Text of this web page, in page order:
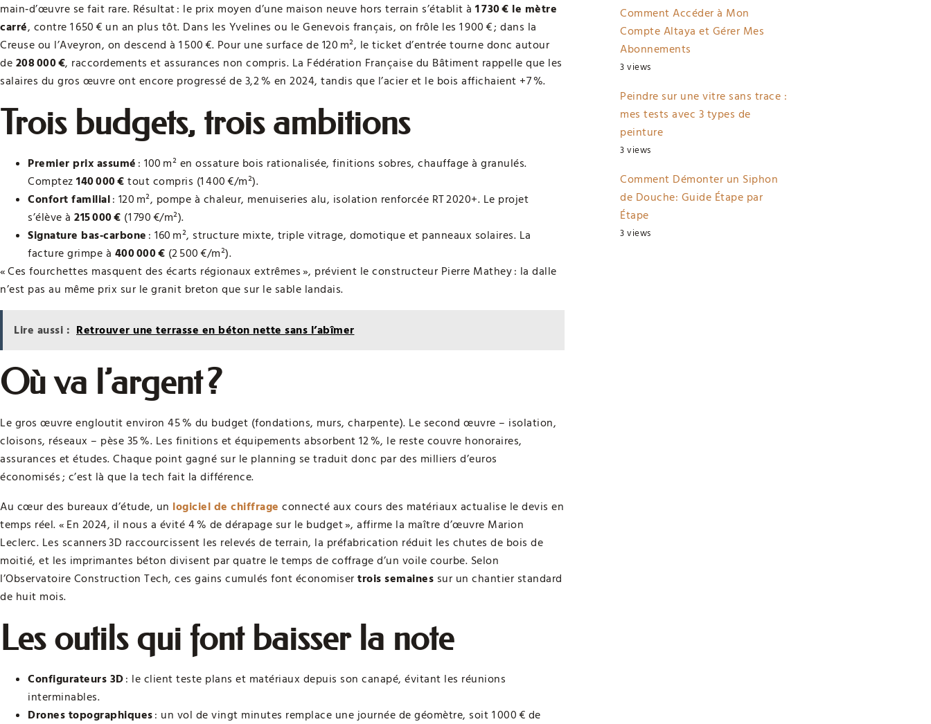
main‑d’œuvre se fait rare. Résultat : le prix moyen d’une maison neuve hors terrain s’établit à 1 730 € le mètre
carré, contre 1 650 € un an plus tôt. Dans les Yvelines ou le Genevois français, on frôle les 1 900 € ; dans la
Creuse ou l’Aveyron, on descend à 1 500 €. Pour une surface de 120 m², le ticket d’entrée tourne donc autour
de 208 000 €, raccordements et assurances non compris. La Fédération Française du Bâtiment rappelle que les
salaires du gros œuvre ont encore progressé de 3,2 % en 2024, tandis que l’acier et le bois affichaient +7 %.
Trois budgets, trois ambitions
Premier prix assumé : 100 m² en ossature bois rationalisée, finitions sobres, chauffage à granulés.
Comptez 140 000 € tout compris (1 400 €/m²).
Confort familial: 120 m², pompe à chaleur, menuiseries alu, isolation renforcée RT 2020+. Le projet
s’élève à 215 000 € (1 790 €/m²).
Signature bas‑carbone : 160 m², structure mixte, triple vitrage, domotique et panneaux solaires. La
facture grimpe à 400 000 € (2 500 €/m²).
« Ces fourchettes masquent des écarts régionaux extrêmes », prévient le constructeur Pierre Mathey : la dalle
n’est pas au même prix sur le granit breton que sur le sable landais.
Lire aussi : Retrouver une terrasse en béton nette sans l’abîmer
Où va l’argent ?
Le gros œuvre engloutit environ 45 % du budget (fondations, murs, charpente). Le second œuvre – isolation,
cloisons, réseaux – pèse 35 %. Les finitions et équipements absorbent 12 %, le reste couvre honoraires,
assurances et études. Chaque point gagné sur le planning se traduit donc par des milliers d’euros
économisés ; c’est là que la tech fait la différence.
Au cœur des bureaux d’étude, un logiciel de chiffrage connecté aux cours des matériaux actualise le devis en
temps réel. « En 2024, il nous a évité 4 % de dérapage sur le budget », affirme la maître d’œuvre Marion
Leclerc. Les scanners 3D raccourcissent les relevés de terrain, la préfabrication réduit les chutes de bois de
moitié, et les imprimantes béton divisent par quatre le temps de coffrage d’un voile courbe. Selon
l’Observatoire Construction Tech, ces gains cumulés font économiser trois semaines sur un chantier standard
de huit mois.
Les outils qui font baisser la note
Configurateurs 3D: le client teste plans et matériaux depuis son canapé, évitant les réunions
interminables.
Drones topographiques: un vol de vingt minutes remplace une journée de géomètre, soit 1 000 € de
Comment Accéder à Mon
Compte Altaya et Gérer Mes
Abonnements
3 views
Peindre sur une vitre sans trace :
mes tests avec 3 types de
peinture
3 views
Comment Démonter un Siphon
de Douche: Guide Étape par
Étape
3 views